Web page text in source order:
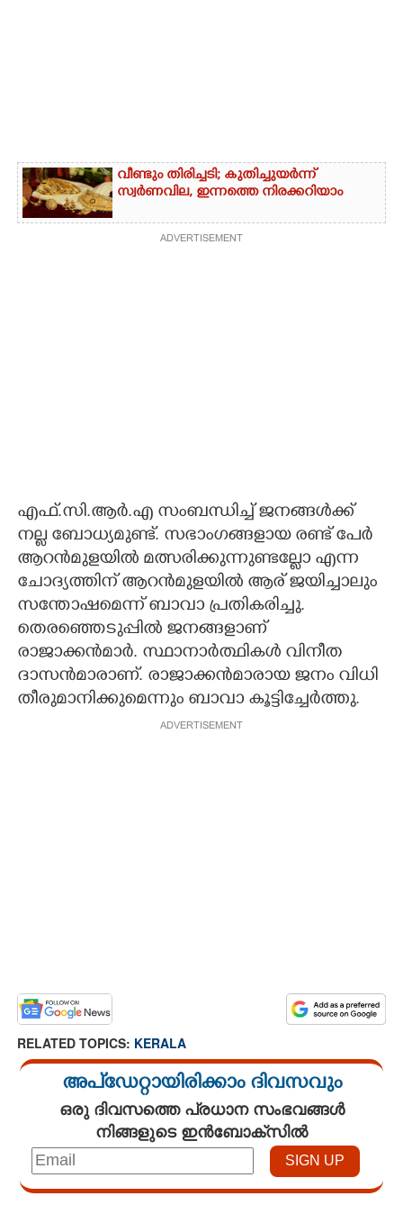
വീണ്ടും തിരിച്ചടി; കുതിച്ചുയർന്ന്
സ്വർണവില, ഇന്നത്തെ നിരക്കറിയാം
ADVERTISEMENT
എഫ്.സി.ആര്‍.എ സംബന്ധിച്ച് ജനങ്ങള്‍ക്ക്
നല്ല ബോധ്യമുണ്ട്. സഭാംഗങ്ങളായ രണ്ട് പേര്‍
ആറന്‍മുളയില്‍ മത്സരിക്കുന്നുണ്ടല്ലോ എന്ന
ചോദ്യത്തിന് ആറന്‍മുളയില്‍ ആര് ജയിച്ചാലും
സന്തോഷമെന്ന് ബാവാ പ്രതികരിച്ചു.
തെരഞ്ഞെടുപ്പില്‍ ജനങ്ങളാണ്
രാജാക്കന്‍മാര്‍. സ്ഥാനാര്‍ത്ഥികള്‍ വിനീത
ദാസന്‍മാരാണ്. രാജാക്കന്‍മാരായ ജനം വിധി
തീരുമാനിക്കുമെന്നും ബാവാ കൂട്ടിച്ചേര്‍ത്തു.
ADVERTISEMENT
RELATED TOPICS: KERALA
അപ്ഡേറ്റായിരിക്കാം ദിവസവും
ഒരു ദിവസത്തെ പ്രധാന സംഭവങ്ങൾ
നിങ്ങളുടെ ഇൻബോക്സിൽ